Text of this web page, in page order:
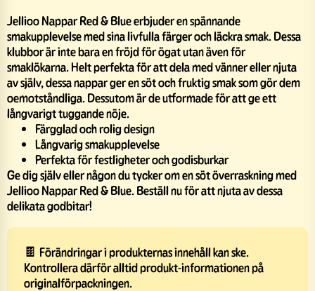
Jellioo Nappar Red & Blue erbjuder en spännande
smakupplevelse med sina livfulla färger och läckra smak. Dessa
klubbor är inte bara en fröjd för ögat utan även för
smaklökarna. Helt perfekta för att dela med vänner eller njuta
av själv, dessa nappar ger en söt och fruktig smak som gör dem
oemotståndliga. Dessutom är de utformade för att ge ett
långvarigt tuggande nöje.
Färgglad och rolig design
Långvarig smakupplevelse
Perfekta för festligheter och godisburkar
Ge dig själv eller någon du tycker om en söt överraskning med
Jellioo Nappar Red & Blue. Beställ nu för att njuta av dessa
delikata godbitar!
🍫 Förändringar i produkternas innehåll kan ske.
Kontrollera därför alltid produkt-informationen på
originalförpackningen.